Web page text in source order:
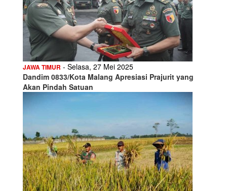
JAWA TIMUR - Selasa, 27 Mei 2025
Dandim 0833/Kota Malang Apresiasi Prajurit yang
Akan Pindah Satuan